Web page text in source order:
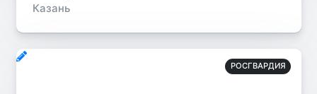
Казань
РОСГВАРДИЯ